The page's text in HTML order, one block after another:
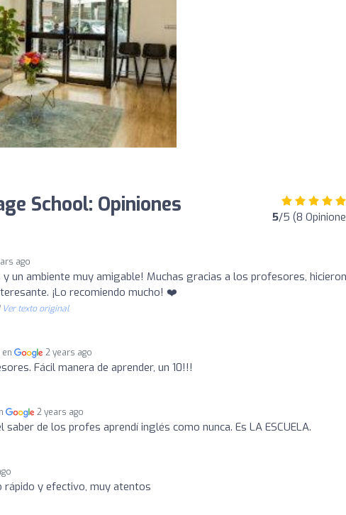
School: Opiniones 5/5 (8
ago
y un ambiente muy amigable! Muchas gracias a los profesores,
¡Lo recomiendo mucho! ❤️
Ver texto original
en 2 years ago
Fácil manera de aprender, un 10!!!
2 years ago
saber de los profes aprendí inglés como nunca. Es LA ESCUELA.
rápido y efectivo, muy atentos